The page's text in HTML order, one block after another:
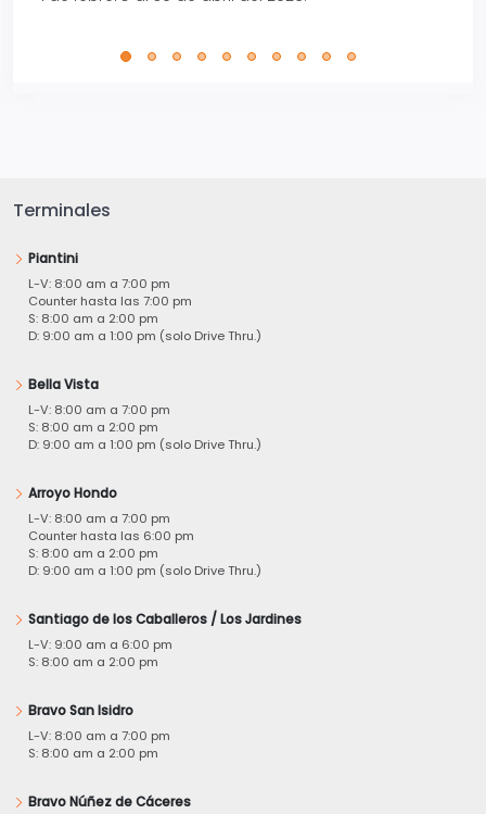
Terminales
Piantini
L-V: 8:00 am a 7:00 pm
Counter hasta las 7:00 pm
S: 8:00 am a 2:00 pm
D: 9:00 am a 1:00 pm (solo Drive Thru.)
Bella Vista
L-V: 8:00 am a 7:00 pm
S: 8:00 am a 2:00 pm
D: 9:00 am a 1:00 pm (solo Drive Thru.)
Arroyo Hondo
L-V: 8:00 am a 7:00 pm
Counter hasta las 6:00 pm
S: 8:00 am a 2:00 pm
D: 9:00 am a 1:00 pm (solo Drive Thru.)
Santiago de los Caballeros / Los Jardines
L-V: 9:00 am a 6:00 pm
S: 8:00 am a 2:00 pm
Bravo San Isidro
L-V: 8:00 am a 7:00 pm
S: 8:00 am a 2:00 pm
Bravo Núñez de Cáceres